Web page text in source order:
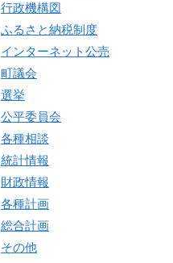
行政機構図
ふるさと納税制度
インターネット公売
町議会
選挙
公平委員会
各種相談
統計情報
財政情報
各種計画
総合計画
その他